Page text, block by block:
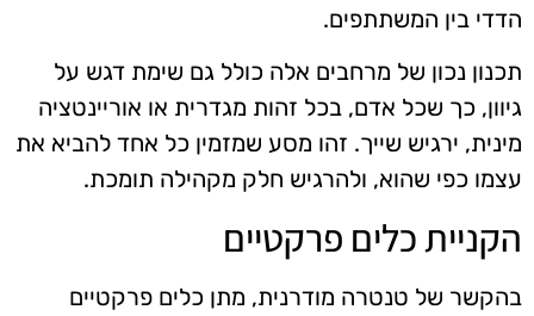
הדדי בין המשתתפים.
תכנון נכון של מרחבים אלה כולל גם שימת דגש על
גיוון, כך שכל אדם, בכל זהות מגדרית או אוריינטציה
מינית, ירגיש שייך. זהו מסע שמזמין כל אחד להביא את
עצמו כפי שהוא, ולהרגיש חלק מקהילה תומכת.
הקניית כלים פרקטיים
בהקשר של טנטרה מודרנית, מתן כלים פרקטיים